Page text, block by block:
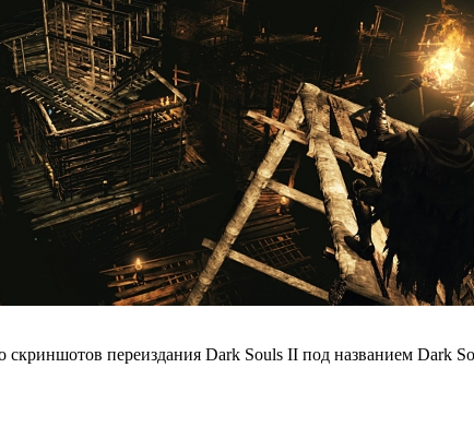
переиздания Dark Souls II под названием Dark